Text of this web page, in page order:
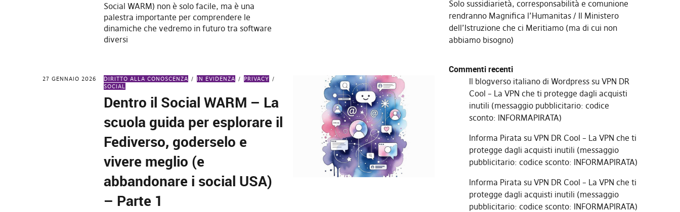
Social WARM) non è solo facile, ma è una
palestra importante per comprendere le
dinamiche che vedremo in futuro tra software
diversi
27 GENNAIO 2026 DIRITTO ALLA CONOSCENZA IN EVIDENZA
PRIVACY
SOCIAL
Dentro il Social WARM – La
scuola guida per esplorare il
Fediverso, goderselo e
vivere meglio (e
abbandonare i social USA)
– Parte 1
Solo sussidiarietà, corresponsabilità e comunione
rendranno Magnifica l’Humanitas
Il Ministero
dell’Istruzione che ci Meritiamo (ma di cui non
abbiamo bisogno)
Commenti recenti
Il blogverso italiano di Wordpresssu VPN DR
Cool – La VPN che ti protegge dagli acquisti
inutili (messaggio pubblicitario: codice
sconto: INFORMAPIRATA)
Informa Pirata su VPN DR Cool – La VPN che ti
protegge dagli acquisti inutili (messaggio
pubblicitario: codice sconto: INFORMAPIRATA)
Informa Pirata su VPN DR Cool – La VPN che ti
protegge dagli acquisti inutili (messaggio
pubblicitario: codice sconto: INFORMAPIRATA)